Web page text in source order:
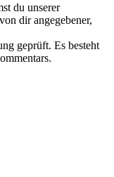
du unserer
dir angegebener,
geprüft. Es besteht